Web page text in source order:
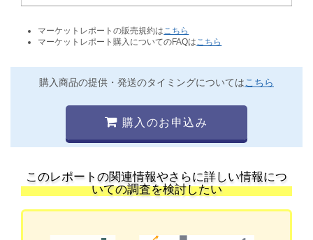
マーケットレポートの販売規約は こちら
マーケットレポート購入についてのFAQは こちら
購入商品の提供・発送のタイミングについてはこちら
購入のお申込み
このレポートの関連情報やさらに詳しい情報につ
いての調査を検討したい